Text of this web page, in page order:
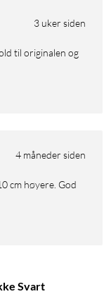
3 uker siden
4 måneder siden
Svart